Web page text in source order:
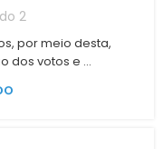
2
por meio desta,
dos votos e ...